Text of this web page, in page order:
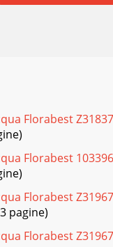
Florabest
Florabest
Florabest
pagine)
Florabest